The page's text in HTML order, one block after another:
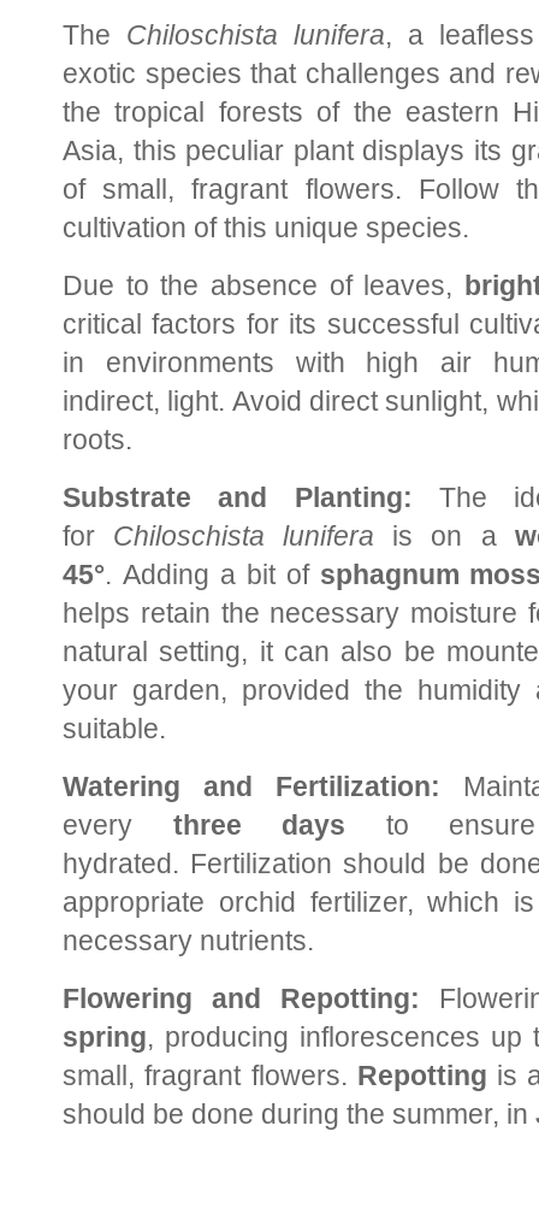
The Chiloschista lunifera, a
exotic species that challenges and
the tropical forests of the eastern
Asia, this peculiar plant displays its
of small, fragrant flowers. Follow
cultivation of this unique species.
Due to the absence of leaves,
critical factors for its successful
in environments with high air
indirect, light. Avoid direct sunlight,
roots.
Substrate and Planting: The
for Chiloschista lunifera is on a
45°. Adding a bit of sphagnum
helps retain the necessary moisture
natural setting, it can also be
your garden, provided the humidity
suitable.
Watering and Fertilization:
every three days to
hydrated. Fertilization should be
appropriate orchid fertilizer, which
necessary nutrients.
Flowering and Repotting:
spring, producing inflorescences
small, fragrant flowers. Repotting is
should be done during the summer, in